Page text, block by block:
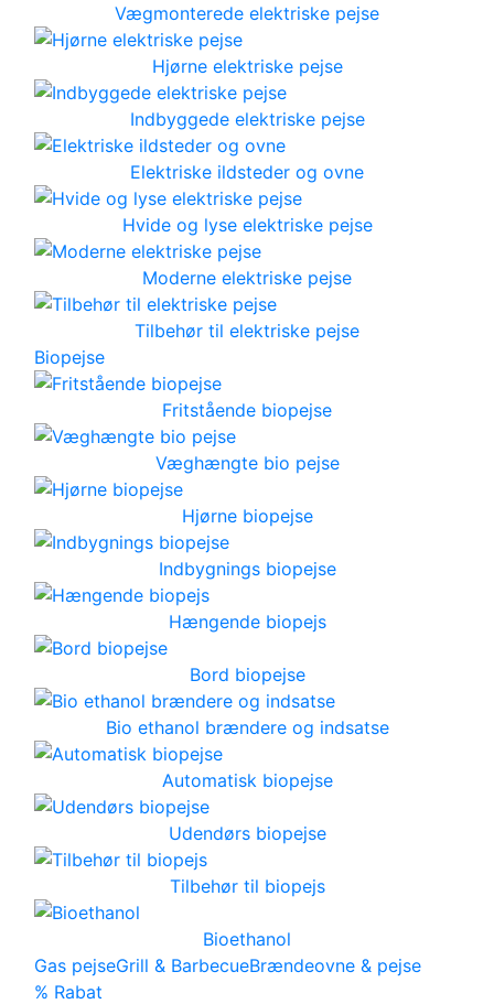
Vægmonterede elektriske pejse
Hjørne elektriske pejse
Indbyggede elektriske pejse
Elektriske ildsteder og ovne
Hvide og lyse elektriske pejse
Moderne elektriske pejse
Tilbehør til elektriske pejse
Biopejse
Fritstående biopejse
Væghængte bio pejse
Hjørne biopejse
Indbygnings biopejse
Hængende biopejs
Bord biopejse
Bio ethanol brændere og indsatse
Automatisk biopejse
Udendørs biopejse
Tilbehør til biopejs
Bioethanol
Gas pejseGrill & BarbecueBrændeovne & pejse
% Rabat